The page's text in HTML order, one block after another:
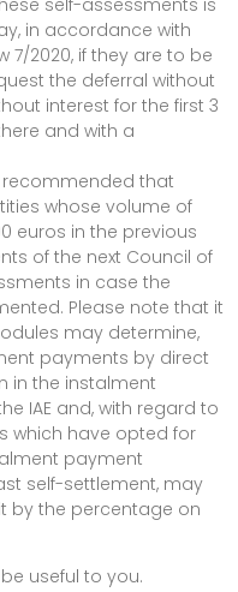
in accordance with
7/2020, if they are to be
the deferral without
interest for the first 3
and with a
recommended that
whose volume of
euros in the previous
of the next Council of
in case the
Please note that it
may determine,
payments by direct
in the instalment
IAE and, with regard to
which have opted for
payment
self-settlement, may
by the percentage on
useful to you.